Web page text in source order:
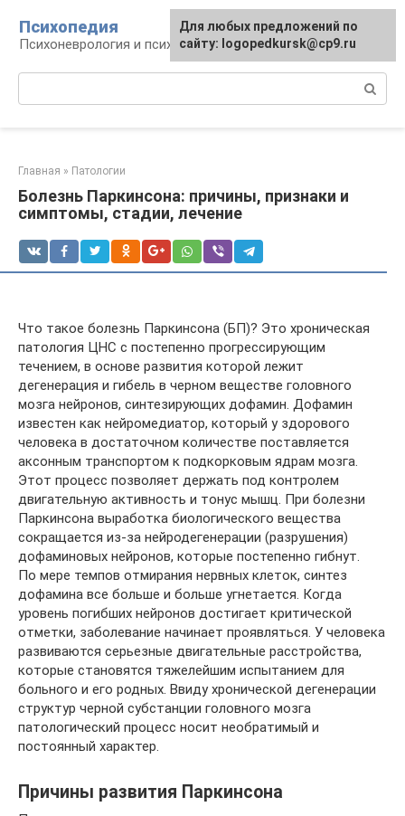
контенту
Психопедия
Психоневрология и психиатрия
Главная » Патологии
Болезнь Паркинсона: причины, признаки и
симптомы, стадии, лечение
Что такое болезнь Паркинсона (БП)? Это хроническая
патология ЦНС с постепенно прогрессирующим
течением, в основе развития которой лежит
дегенерация и гибель в черном веществе головного
мозга нейронов, синтезирующих дофамин. Дофамин
известен как нейромедиатор, который у здорового
человека в достаточном количестве поставляется
аксонным транспортом к подкорковым ядрам мозга.
Этот процесс позволяет держать под контролем
двигательную активность и тонус мышц. При болезни
Паркинсона выработка биологического вещества
сокращается из-за нейродегенерации (разрушения)
дофаминовых нейронов, которые постепенно гибнут.
По мере темпов отмирания нервных клеток, синтез
дофамина все больше и больше угнетается. Когда
уровень погибших нейронов достигает критической
отметки, заболевание начинает проявляться. У человека
развиваются серьезные двигательные расстройства,
которые становятся тяжелейшим испытанием для
больного и его родных. Ввиду хронической дегенерации
структур черной субстанции головного мозга
патологический процесс носит необратимый и
постоянный характер.
Причины развития Паркинсона
Для любых предложений по
сайту: logopedkursk@cp9.ru